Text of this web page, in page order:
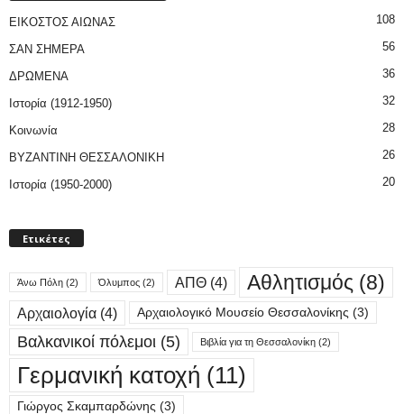
ΕΙΚΟΣΤΟΣ ΑΙΩΝΑΣ 108
ΣΑΝ ΣΗΜΕΡΑ 56
ΔΡΩΜΕΝΑ 36
Ιστορία (1912-1950) 32
Κοινωνία 28
ΒΥΖΑΝΤΙΝΗ ΘΕΣΣΑΛΟΝΙΚΗ 26
Ιστορία (1950-2000) 20
Ετικέτες
Άνω Πόλη (2) Όλυμπος (2) ΑΠΘ (4) Αθλητισμός (8)
Αρχαιολογία (4) Αρχαιολογικό Μουσείο Θεσσαλονίκης (3)
Βαλκανικοί πόλεμοι (5) Βιβλία για τη Θεσσαλονίκη (2)
Γερμανική κατοχή (11)
Γιώργος Σκαμπαρδώνης (3)